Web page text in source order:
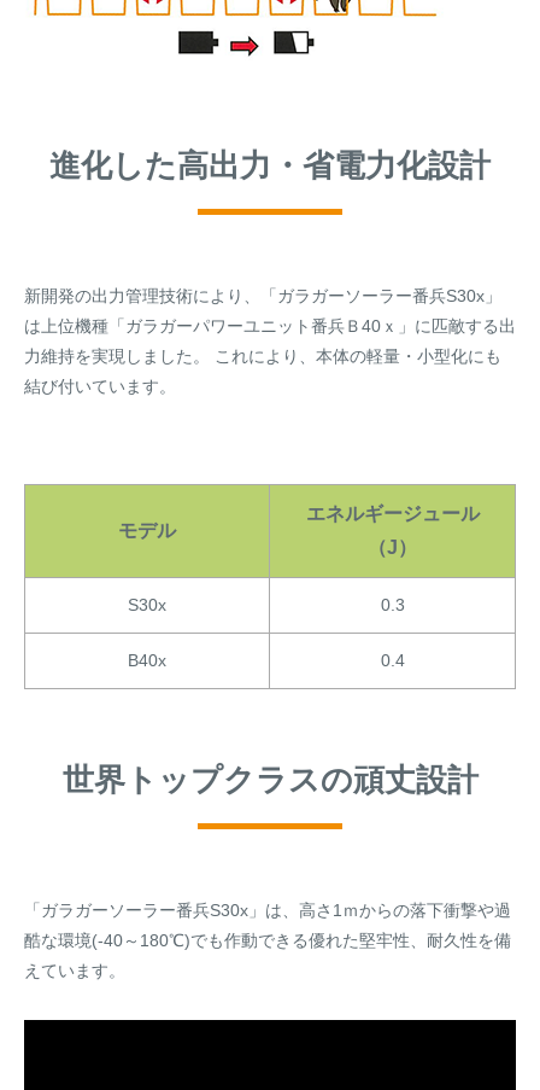
進化した高出力・省電力化設計
新開発の出力管理技術により、「ガラガーソーラー番兵S30x」
は上位機種「ガラガーパワーユニット番兵Ｂ40ｘ」に匹敵する出
力維持を実現しました。 これにより、本体の軽量・小型化にも
結び付いています。
モデル
エネルギージュール
（J）
S30x 0.3
B40x 0.4
世界トップクラスの頑丈設計
「ガラガーソーラー番兵S30x」は、高さ1ｍからの落下衝撃や過
酷な環境(-40～180℃)でも作動できる優れた堅牢性、耐久性を備
えています。